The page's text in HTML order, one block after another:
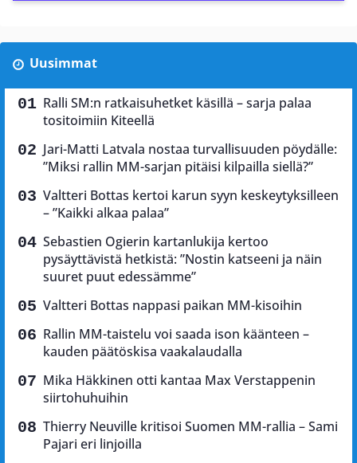
Uusimmat
Ralli SM:n ratkaisuhetket käsillä – sarja palaa
tositoimiin Kiteellä
Jari-Matti Latvala nostaa turvallisuuden pöydälle:
”Miksi rallin MM-sarjan pitäisi kilpailla siellä?”
Valtteri Bottas kertoi karun syyn keskeytyksilleen
– ”Kaikki alkaa palaa”
Sebastien Ogierin kartanlukija kertoo
pysäyttävistä hetkistä: ”Nostin katseeni ja näin
suuret puut edessämme”
Valtteri Bottas nappasi paikan MM-kisoihin
Rallin MM-taistelu voi saada ison käänteen –
kauden päätöskisa vaakalaudalla
Mika Häkkinen otti kantaa Max Verstappenin
siirtohuhuihin
Thierry Neuville kritisoi Suomen MM-rallia – Sami
Pajari eri linjoilla